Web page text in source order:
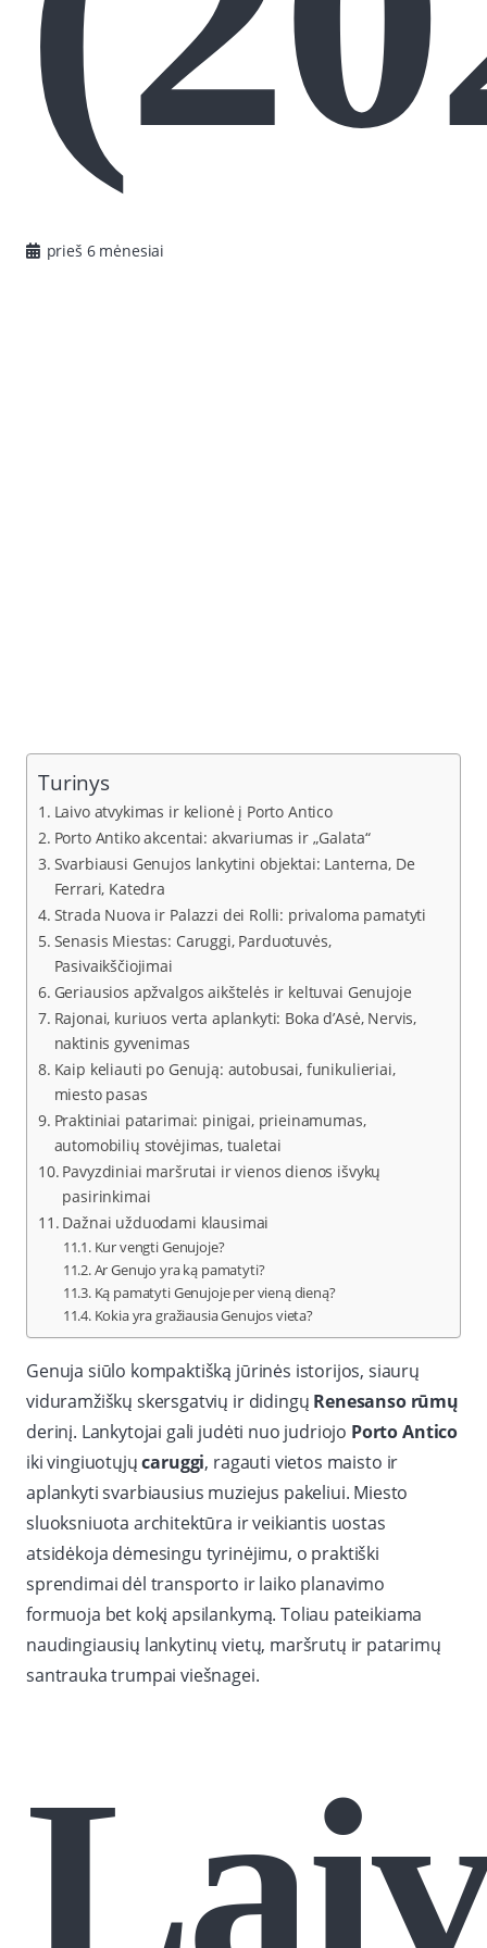
prieš 6 mėnesiai
Turinys
Laivo atvykimas ir kelionė į Porto Antico
Porto Antiko akcentai: akvariumas ir „Galata“
Svarbiausi Genujos lankytini objektai: Lanterna, De
Ferrari, Katedra
Strada Nuova ir Palazzi dei Rolli: privaloma pamatyti
Senasis Miestas: Caruggi, Parduotuvės,
Pasivaikščiojimai
Geriausios apžvalgos aikštelės ir keltuvai Genujoje
Rajonai, kuriuos verta aplankyti: Boka d’Asė, Nervis,
naktinis gyvenimas
Kaip keliauti po Genują: autobusai, funikulieriai,
miesto pasas
Praktiniai patarimai: pinigai, prieinamumas,
automobilių stovėjimas, tualetai
Pavyzdiniai maršrutai ir vienos dienos išvykų
pasirinkimai
Dažnai užduodami klausimai
Kur vengti Genujoje?
Ar Genujo yra ką pamatyti?
Ką pamatyti Genujoje per vieną dieną?
Kokia yra gražiausia Genujos vieta?
Genuja siūlo kompaktišką jūrinės istorijos, siaurų
viduramžiškų skersgatvių ir didingų Renesanso rūmų
derinį. Lankytojai gali judėti nuo judriojo Porto Antico
iki vingiuotųjųcaruggi, ragauti vietos maisto ir
aplankyti svarbiausius muziejus pakeliui. Miesto
sluoksniuota architektūra ir veikiantis uostas
atsidėkoja dėmesingu tyrinėjimu, o praktiški
sprendimai dėl transporto ir laiko planavimo
formuoja bet kokį apsilankymą. Toliau pateikiama
naudingiausių lankytinų vietų, maršrutų ir patarimų
santrauka trumpai viešnagei.